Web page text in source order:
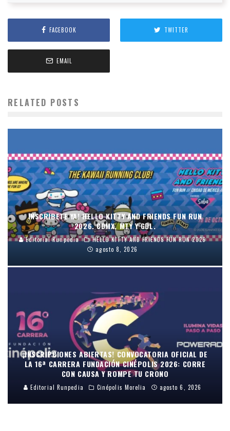
FACEBOOK TWITTER
EMAIL
RELATED POSTS
INSCRIBETE YA! HELLO KITTY AND FRIENDS FUN RUN
2026. CDMX, MTY Y GDL.
Editorial Runpedia
HELLO KITTY AND FRIENDS FUN RUN 2026
agosto 8, 2026
¡INSCRIPCIONES ABIERTAS! CONVOCATORIA OFICIAL DE
LA 16ª CARRERA FUNDACIÓN CINÉPOLIS 2026: CORRE
CON CAUSA Y ROMPE TU CRONO
Editorial Runpedia Cinépolis Morelia agosto 6, 2026